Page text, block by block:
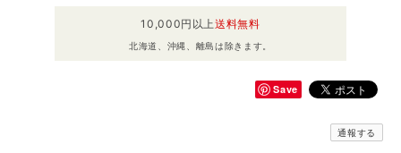
10,000円以上送料無料
北海道、沖縄、離島は除きます。
Save
通報する